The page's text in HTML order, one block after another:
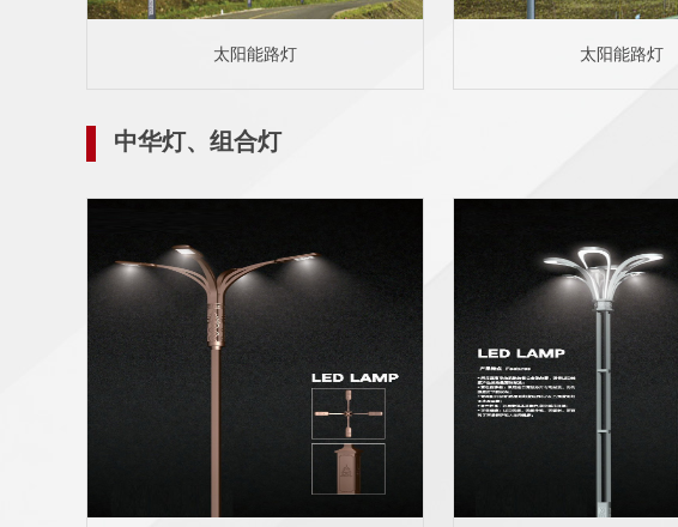
太阳能路灯 太阳能路灯
中华灯、组合灯